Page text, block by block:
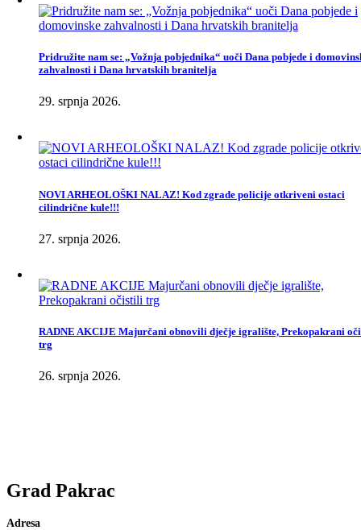
Pridružite nam se: „Vožnja pobjednika“ uoči Dana pobjede i
zahvalnosti i Dana hrvatskih branitelja
29. srpnja 2026.
NOVI ARHEOLOŠKI NALAZ! Kod zgrade policije otkriveni ostaci
cilindrične kule!!!
27. srpnja 2026.
RADNE AKCIJE Majurčani obnovili dječje igralište, Prekopakrani
trg
26. srpnja 2026.
Grad Pakrac
Adresa